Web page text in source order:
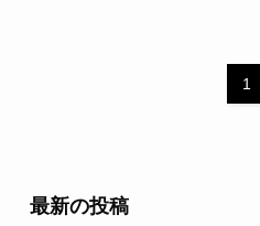
1
最新の投稿